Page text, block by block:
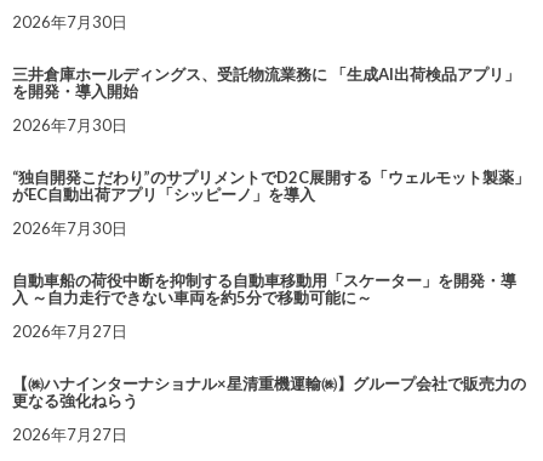
2026年7月30日
三井倉庫ホールディングス、受託物流業務に 「生成AI出荷検品アプリ」
を開発・導入開始
2026年7月30日
“独自開発こだわり”のサプリメントでD2C展開する「ウェルモット製薬」
がEC自動出荷アプリ「シッピーノ」を導入
2026年7月30日
自動車船の荷役中断を抑制する自動車移動用「スケーター」を開発・導
入 ～自力走行できない車両を約5分で移動可能に～
2026年7月27日
【㈱ハナインターナショナル×星清重機運輸㈱】グループ会社で販売力の
更なる強化ねらう
2026年7月27日